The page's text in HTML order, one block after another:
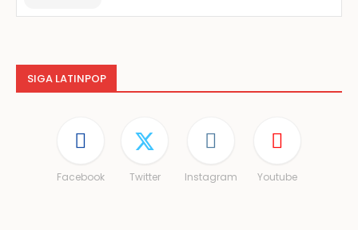
SIGA LATINPOP
Facebook Twitter Instagram Youtube